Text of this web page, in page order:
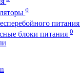
0
питания
блоки питания 0